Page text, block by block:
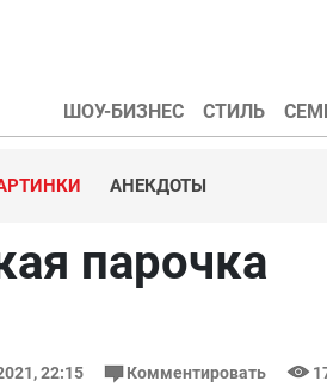
ШОУ-БИЗНЕС СТИЛЬ
АНЕКДОТЫ
парочка
22:15 Комментировать